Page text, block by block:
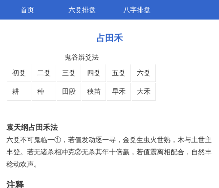
首页 六爻排盘 八字排盘
占田禾
鬼谷辨爻法
初爻
二爻 三爻 四爻 五爻 六爻
耕 种 田段 秧苗 早禾 大禾
袁天纲占田禾法
六爻不可鬼临一①，若值发动逐一寻，金爻生虫火世熟，木与土世主
丰登。若无诸杀相冲克②无杀其年十倍赢，若值震离相配合，自然丰
稔动欢声。
注释